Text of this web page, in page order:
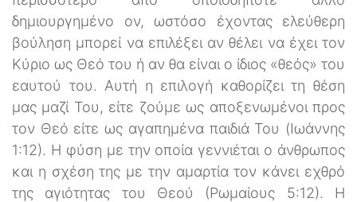
δημιουργημένο ον, ωστόσο έχοντας ελεύθερη
βούληση μπορεί να επιλέξει αν θέλει να έχει τον
Κύριο ως Θεό του ή αν θα είναι ο ίδιος «θεός» του
εαυτού του. Αυτή η επιλογή καθορίζει τη θέση
μας μαζί Του, είτε ζούμε ως αποξενωμένοι προς
τον Θεό είτε ως αγαπημένα παιδιά Του (Ιωάννης
1:12). Η φύση με την οποία γεννιέται ο άνθρωπος
και η σχέση της με την αμαρτία τον κάνει εχθρό
της αγιότητας του Θεού (Ρωμαίους 5:12). Η